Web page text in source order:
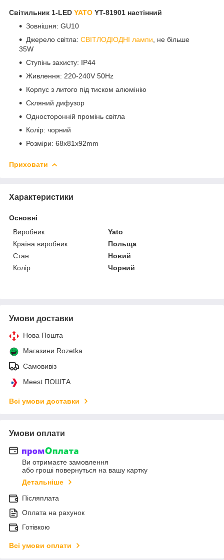
Світильник 1-LED YATO YT-81901 настінний
Зовнішня: GU10
Джерело світла: СВІТЛОДІОДНІ лампи , не більше
35W
Ступінь захисту: IP44
Живлення: 220-240V 50Hz
Корпус з литого під тиском алюмінію
Скляний дифузор
Односторонній промінь світла
Колір: чорний
Розміри: 68x81x92mm
Приховати
Характеристики
Основні
Виробник
Yato
Країна виробник
Польща
Стан
Новий
Колір
Чорний
Умови доставки
Нова Пошта
Магазини Rozetka
Самовивіз
Meest ПОШТА
Всі умови доставки
Умови оплати
Ви отримаєте замовлення
або гроші повернуться на вашу картку
Детальніше
Післяплата
Оплата на рахунок
Готівкою
Всі умови оплати